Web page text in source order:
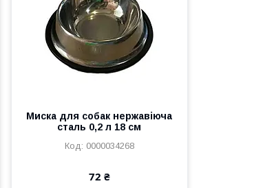
Миска для собак нержавіюча
сталь 0,2 л 18 см
0000034268
72 ₴